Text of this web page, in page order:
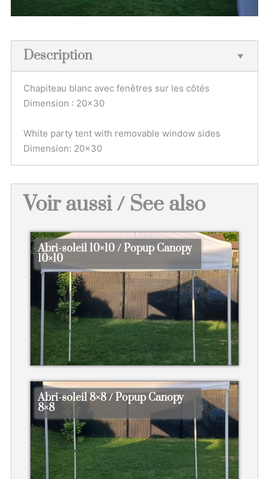
Description
Chapiteau blanc avec fenêtres sur les côtés
Dimension : 20×30
White party tent with removable window sides
Dimension: 20×30
Voir aussi / See also
Abri-soleil 10×10 / Popup Canopy
10×10
Abri-soleil 8×8 / Popup Canopy
8×8